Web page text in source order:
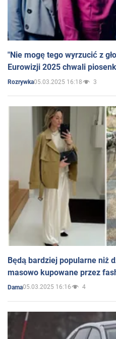
"Nie mogę tego wyrzucić z
Eurowizji 2025 chwali
Rozrywka05.03.2025 16:18 3
Będą bardziej popularne niż
masowo kupowane przez
Dama05.03.2025 16:16 4